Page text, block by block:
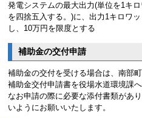
発電システムの最大出力(単位を1キ
を四捨五入する。)に、出力1キロワ
し、10万円を限度とする
補助金の交付申請
補助金の交付を受ける場合は、南部
補助金交付申請書を役場水道環境課へ
なお申請の際に必要な添付書類があ
いようにお願いいたします。